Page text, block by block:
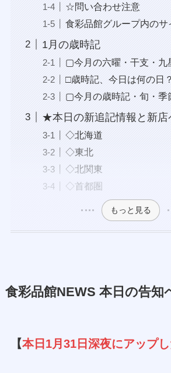
☆問い合わせ注意
食彩品館グループ内のサ
1月の歳時記
▢今月の六曜・干支・九
□歳時記、今日は何の日？
▢今月の歳時記・旬・季
★本日の新追記情報と新店
◇北海道
◇東北
◇北関東
◇首都圏
もっと見る
食彩品館NEWS 本日の告知
【本日1月31日深夜にアップ